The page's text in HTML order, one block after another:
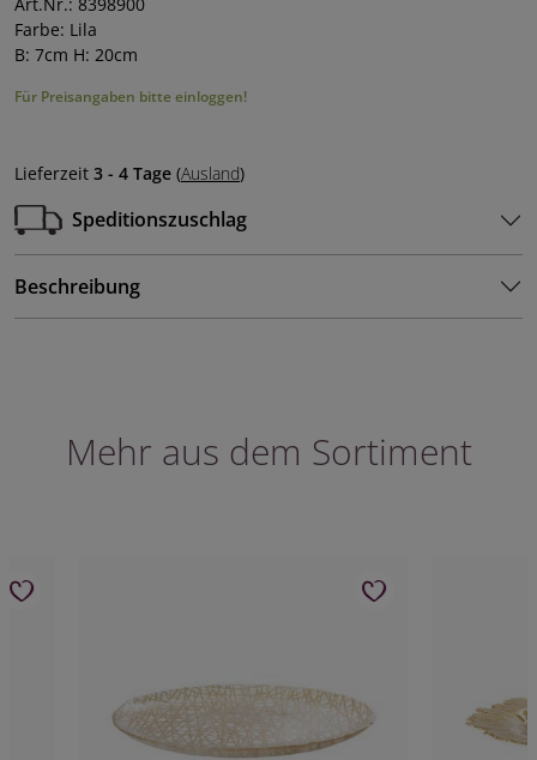
Farbe: Lila
B: 7cm H: 20cm
Für Preisangaben bitte einloggen!
Lieferzeit 3 - 4 Tage (Ausland)
Speditionszuschlag
Beschreibung
Mehr aus dem Sortiment